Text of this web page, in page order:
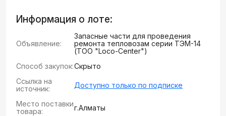
Информация о лоте:
Объявление:
Запасные части для проведения
ремонта тепловозам серии ТЭМ-14
(ТОО "Loco-Center")
Способ закупок:Скрыто
Ссылка на
источник:
Доступно только по подписке
Место поставки
товара:
г.Алматы